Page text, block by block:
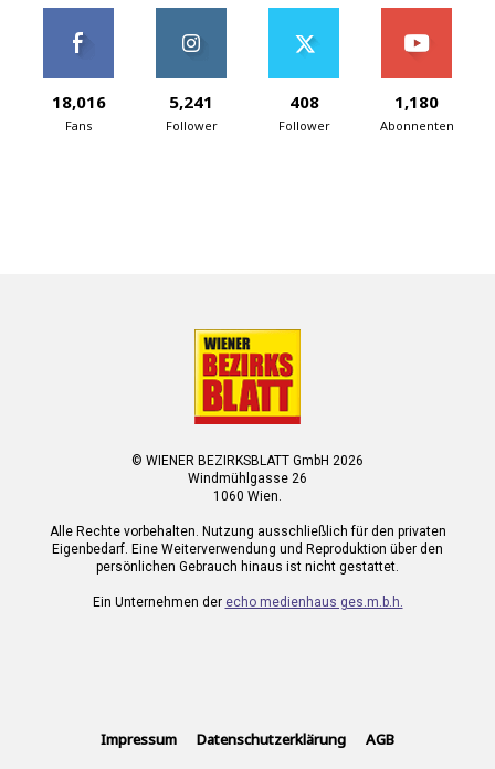
18,016
Fans
5,241
Follower
408
Follower
1,180
Abonnenten
© WIENER BEZIRKSBLATT GmbH 2026
Windmühlgasse 26
1060 Wien.
Alle Rechte vorbehalten. Nutzung ausschließlich für den privaten
Eigenbedarf. Eine Weiterverwendung und Reproduktion über den
persönlichen Gebrauch hinaus ist nicht gestattet.
Ein Unternehmen der echo medienhaus ges.m.b.h.
Impressum Datenschutzerklärung AGB